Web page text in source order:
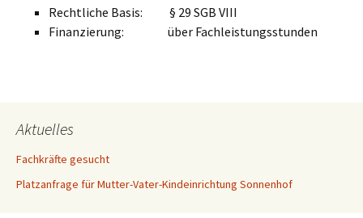
Rechtliche Basis: § 29 SGB VIII
Finanzierung: über Fachleistungsstunden
Aktuelles
Fachkräfte gesucht
Platzanfrage für Mutter-Vater-Kindeinrichtung Sonnenhof